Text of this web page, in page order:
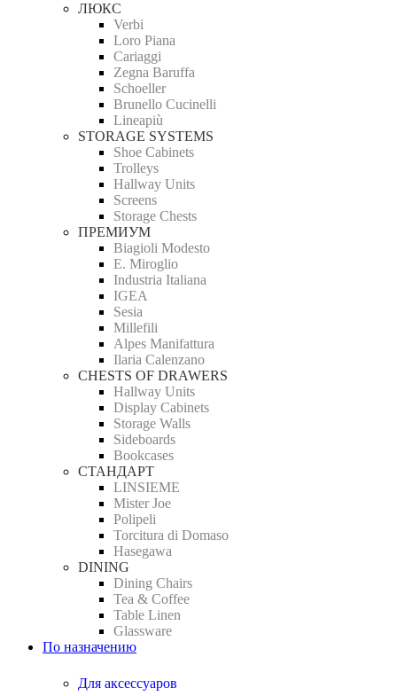
ЛЮКС
Verbi
Loro Piana
Cariaggi
Zegna Baruffa
Schoeller
Brunello Cucinelli
Lineapiù
STORAGE SYSTEMS
Shoe Cabinets
Trolleys
Hallway Units
Screens
Storage Chests
ПРЕМИУМ
Biagioli Modesto
E. Miroglio
Industria Italiana
IGEA
Sesia
Millefili
Alpes Manifattura
Ilaria Calenzano
CHESTS OF DRAWERS
Hallway Units
Display Cabinets
Storage Walls
Sideboards
Bookcases
СТАНДАРТ
LINSIEME
Mister Joe
Polipeli
Torcitura di Domaso
Hasegawa
DINING
Dining Chairs
Tea & Coffee
Table Linen
Glassware
По назначению
Для аксессуаров